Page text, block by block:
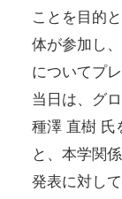
ことを目的
体が参加し
についてプ
当日は、グ
種澤 直樹 氏
と、本学関
発表に対し